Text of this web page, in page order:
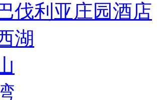
伐利亚庄园酒店
湖